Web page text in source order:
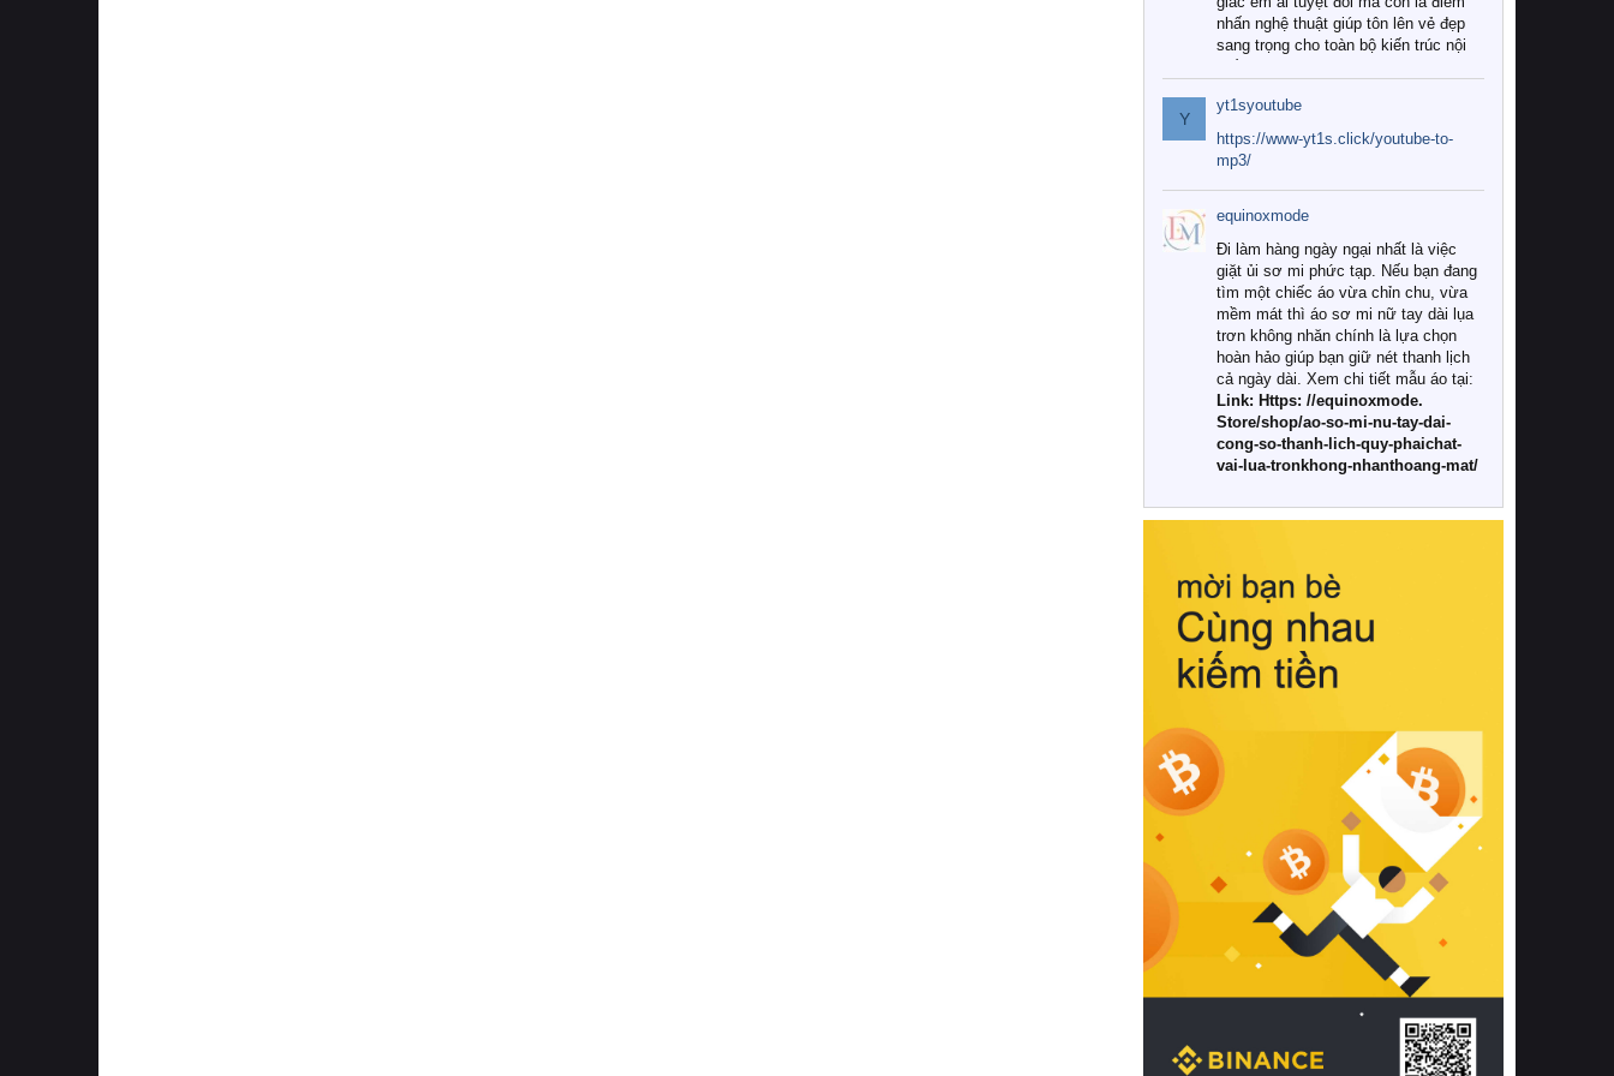
nhấn nghệ thuật giúp tôn lên vẻ đẹp
sang trọng cho toàn bộ kiến trúc nội
Tuy nhiên, giữa thị trường đa dạng
với vô vàn thương hiệu và mẫu mã
như hiện nay, làm thế nào để chọn
được những bộ chăn ga gối đệm cao
cấp thực sự chất lượng, phù hợp với
khí hậu và nhu cầu sử dụng của gia
đình? Hãy cùng chúng tôi đi tìm lời
giải đáp chi tiết qua bài viết dưới đây.
1. Tại sao các gia đình hiện đại lại ưa
chuộng chăn ga gối đệm cao cấp?
Khác với các dòng sản phẩm thông
thường, những bộ chăn ga gối đệm
cao cấp trải qua quy trình sản xuất
nghiêm ngặt từ khâu chọn lọc nguyên
liệu tự nhiên đến công nghệ dệt
nhuộm hiện đại không chứa hóa chất
này, bạn sẽ cảm nhận rõ rệt sự khác
hồi chuẩn xác của phần đệm nâng đỡ
cột sống.
Bên cạnh đó, việc lựa chọn các dòng
sản phẩm đạt chuẩn chất lượng quốc
tế còn giúp ngăn ngừa tình trạng kích
khuẩn và nấm mốc trong điều kiện
thời tiết nóng ẩm. Bạn có thể tìm hiểu
thêm các nghiên cứu khoa học về tác
động của giấc ngủ và môi trường
phòng ngủ đối với sức khỏe con
người tại Sleep Foundation (External
Link) để có cái nhìn toàn diện hơn.
2. Các tiêu chí vàng khi lựa chọn
chăn ga gối đệm cao cấp cho phòng
ngủ
Để sở hữu một bộ chăn ga gối đệm
cao cấp hoàn hảo cả về thẩm mỹ lẫn
công năng, người tiêu dùng cần cân
nhắc kỹ lưỡng các tiêu chí quan trọng
Y
yt1syoutube
https://www-yt1s.click/youtube-to-
mp3/
equinoxmode
Đi làm hàng ngày ngại nhất là việc
giặt ủi sơ mi phức tạp. Nếu bạn đang
tìm một chiếc áo vừa chỉn chu, vừa
mềm mát thì áo sơ mi nữ tay dài lụa
trơn không nhăn chính là lựa chọn
hoàn hảo giúp bạn giữ nét thanh lịch
cả ngày dài. Xem chi tiết mẫu áo tại:
Link: Https: //equinoxmode.
Store/shop/ao-so-mi-nu-tay-dai-
cong-so-thanh-lich-quy-phaichat-
vai-lua-tronkhong-nhanthoang-mat/